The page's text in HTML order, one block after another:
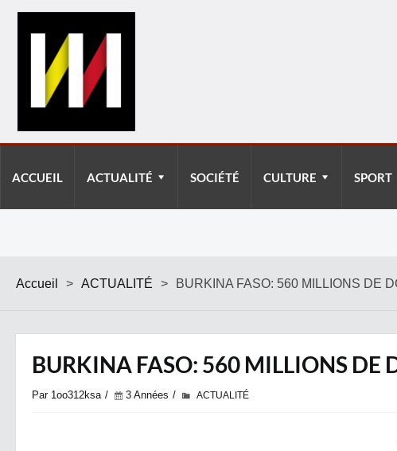
ACCUEIL ACTUALITÉ SOCIÉTÉ CULTURE SPORT
Accueil > ACTUALITÉ > BURKINA FASO: 560 MILLIONS DE
BURKINA FASO: 560 MILLIONS DE
Par 1oo312ksa 3 Années ACTUALITÉ